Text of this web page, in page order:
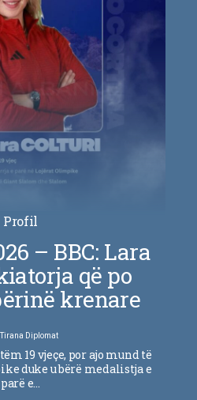
Profil
– BBC: Lara
që po
krenare
Tirana Diplomat
19 vjeçe, por ajo mund të
duke u bërë medalistja e
parë e…